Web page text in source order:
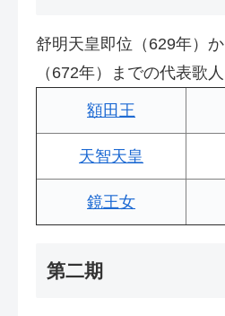
舒明天皇即位（629年）
（672年）までの代表歌人
額田王
天智天皇
鏡王女
第二期